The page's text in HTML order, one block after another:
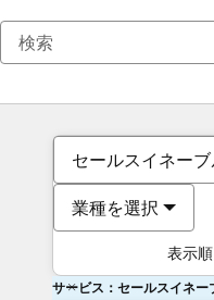
セールスイネーブ
業種を選択
表示順
サービス：セールスイネー